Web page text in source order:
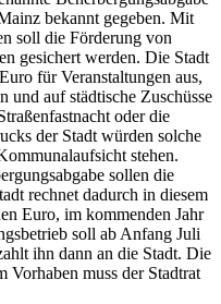
bekannt gegeben. Mit
soll die Förderung von
gesichert werden. Die Stadt
für Veranstaltungen aus,
und auf städtische Zuschüsse
oder die
der Stadt würden solche
stehen.
sollen die
rechnet dadurch in diesem
Euro, im kommenden Jahr
soll ab Anfang Juli
ihn dann an die Stadt. Die
Vorhaben muss der Stadtrat